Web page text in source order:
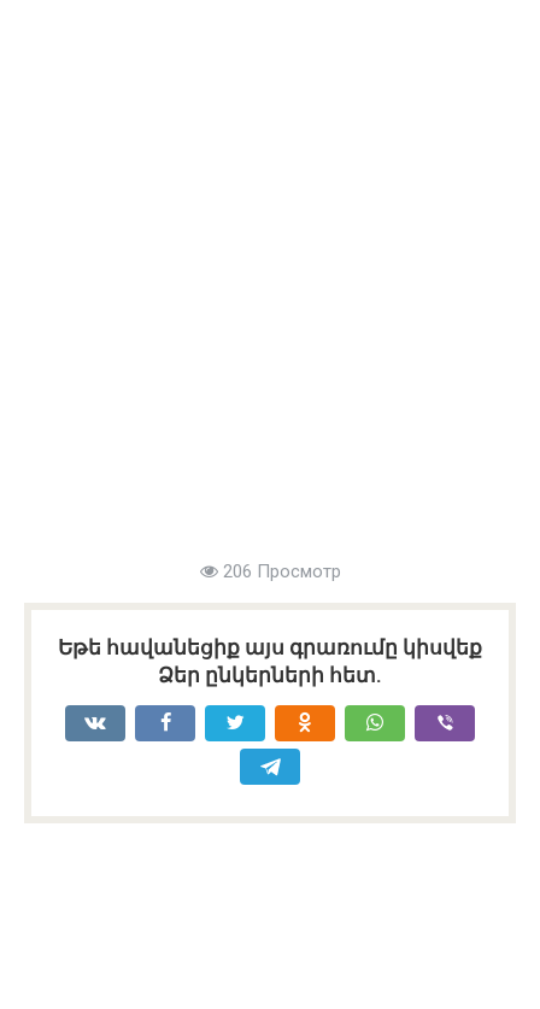
206 Просмотр
Եթե հավանեցիք այս գրառումը կիսվեք
Ձեր ընկերների հետ.